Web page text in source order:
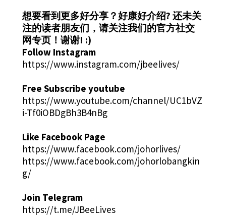
想要看到更多好分享？好康好介绍? 还未关
注的读者朋友们，请关注我们的官方社交
网专页！谢谢! :)
Follow Instagram
https://www.instagram.com/jbeelives/
Free Subscribe youtube
https://www.youtube.com/channel/UC1bVZ
i-Tf0iOBDgBh3B4nBg
Like Facebook Page
https://www.facebook.com/johorlives/
https://www.facebook.com/johorlobangkin
g/
Join Telegram
https://t.me/JBeeLives